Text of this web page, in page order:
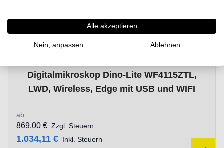
Digitalmikroskop Dino-Lite WF4115ZTL,
LWD, Wireless, Edge mit USB und WIFI
The price depends on the options chosen on the product
ab
1.034,11 € Inkl. Steuern
869,00 € Zzgl. Steuern
Alle akzeptieren
Nein, anpassen Ablehnen